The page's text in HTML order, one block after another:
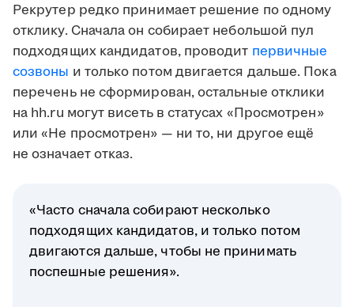
Рекрутер редко принимает решение по одному
отклику. Сначала он собирает небольшой пул
подходящих кандидатов, проводит первичные
созвоны и только потом двигается дальше. Пока
перечень не сформирован, остальные отклики
на hh.ru могут висеть в статусах «Просмотрен»
или «Не просмотрен» — ни то, ни другое ещё
не означает отказ.
«Часто сначала собирают несколько
подходящих кандидатов, и только потом
двигаются дальше, чтобы не принимать
поспешные решения».